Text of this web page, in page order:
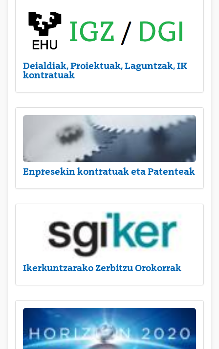
Deialdiak, Proiektuak, Laguntzak, IK
kontratuak
Enpresekin kontratuak eta Patenteak
Ikerkuntzarako Zerbitzu Orokorrak